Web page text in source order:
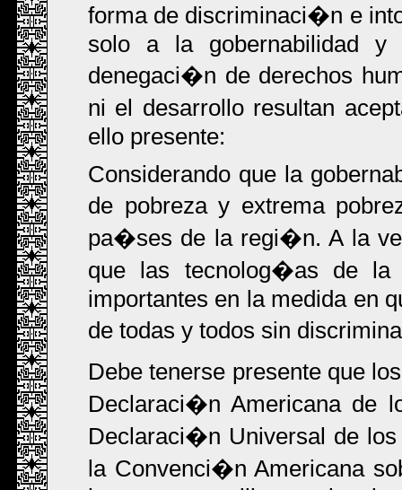
forma de discriminaci�n e
solo a la gobernabilidad y
denegaci�n de derechos
ni el desarrollo resultan
ello presente:
Considerando que la
de pobreza y extrema
pa�ses de la regi�n. A la
que las tecnolog�as de la
importantes en la medida en
de todas y todos sin
Debe tenerse presente que
Declaraci�n Americana de
Declaraci�n Universal de
la Convenci�n Americana